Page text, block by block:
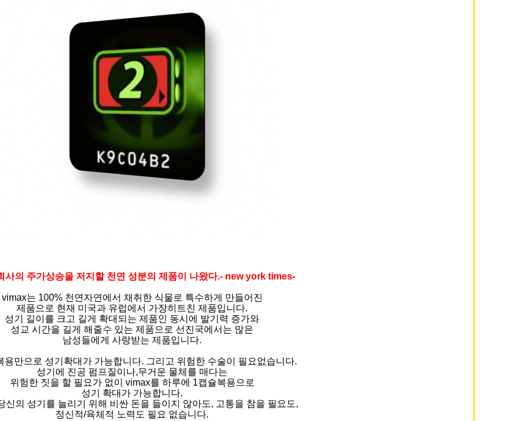
사의 주가상승을 저지할 천연 성분의 제품이 나왔다.- new york times-
vimax는 100% 천연자연에서 채취한 식물로 특수하게 만들어진
제품으로 현재 미국과 유럽에서 가장히트친 제품입니다.
성기 길이를 크고 길게 확대되는 제품인 동시에 발기력 증가와
성교 시간을 길게 해줄수 있는 제품으로 선진국에서는 많은
남성들에게 사랑받는 제품입니다.
용만으로 성기확대가 가능합니다. 그리고 위험한 수술이 필요없습니다.
성기에 진공 펌프질이나,무거운 물체를 매다는
위험한 짓을 할 필요가 없이 vimax를 하루에 1캡슐복용으로
성기 확대가 가능합니다.
신의 성기를 늘리기 위해 비싼 돈을 들이지 않아도, 고통을 참을 필요도,
정신적/육체적 노력도 필요 없습니다.